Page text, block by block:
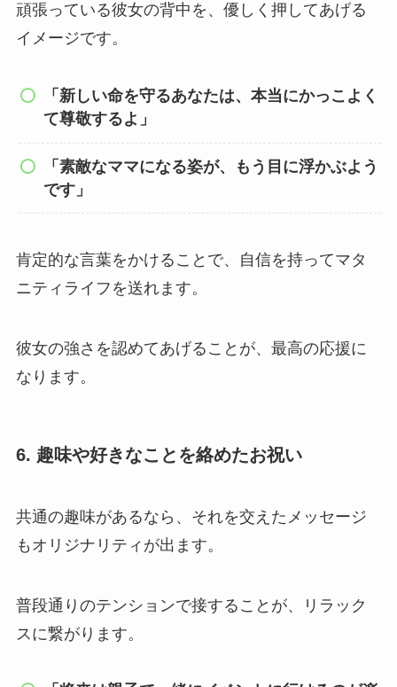
頑張っている彼女の背中を、優しく押してあげる
イメージです。
「新しい命を守るあなたは、本当にかっこよく
て尊敬するよ」
「素敵なママになる姿が、もう目に浮かぶよう
です」
肯定的な言葉をかけることで、自信を持ってマタ
ニティライフを送れます。
彼女の強さを認めてあげることが、最高の応援に
なります。
6. 趣味や好きなことを絡めたお祝い
共通の趣味があるなら、それを交えたメッセージ
もオリジナリティが出ます。
普段通りのテンションで接することが、リラック
スに繋がります。